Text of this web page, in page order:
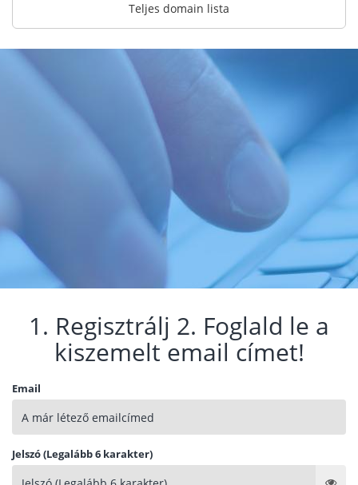
Teljes domain lista
1. Regisztrálj 2. Foglald le a
kiszemelt email címet!
Email
Jelszó (Legalább 6 karakter)